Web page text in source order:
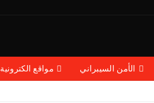
الأمن السيبراني مواقع الكترونية